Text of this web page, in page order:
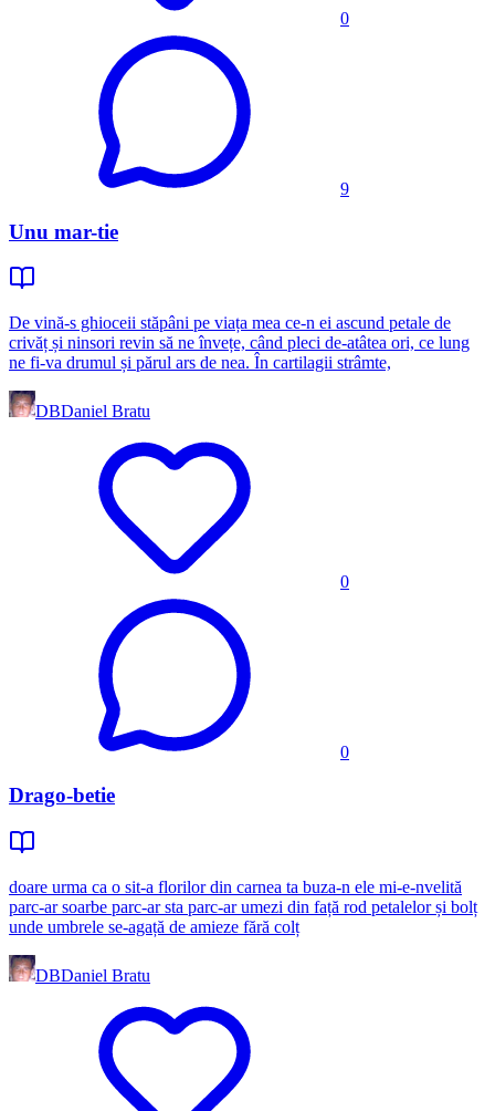
0
9
Unu mar-tie
De vină-s ghioceii stăpâni pe viața mea ce-n ei ascund petale de
crivăț și ninsori revin să ne învețe, când pleci de-atâtea ori, ce lung
ne fi-va drumul și părul ars de nea. În cartilagii strâmte,
DBDaniel Bratu
0
0
Drago-betie
doare urma ca o sit-a florilor din carnea ta buza-n ele mi-e-nvelită
parc-ar soarbe parc-ar sta parc-ar umezi din față rod petalelor și bolț
unde umbrele se-agață de amieze fără colț
DBDaniel Bratu